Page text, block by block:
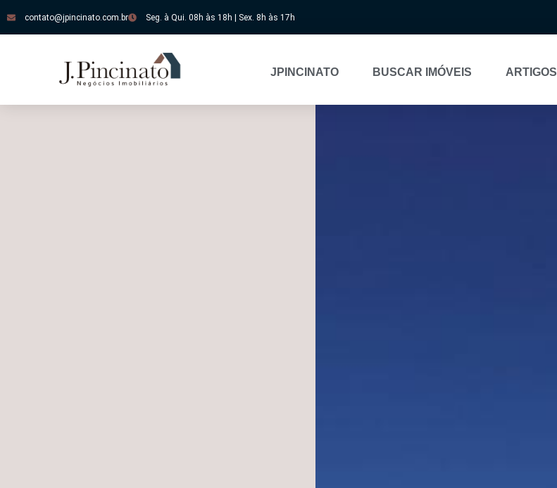
contato@jpincinato.com.br Seg. à Qui. 08h às 18h | Sex. 8h às 17h
JPINCINATO BUSCAR IMÓVEIS ARTIGOS